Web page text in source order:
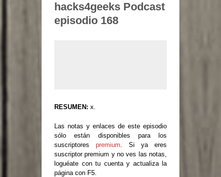
hacks4geeks Podcast
episodio 168
RESUMEN: x.
Las notas y enlaces de este episodio
sólo están disponibles para los
suscriptores premium. Si ya eres
suscriptor premium y no ves las notas,
loguéate con tu cuenta y actualiza la
página con F5.